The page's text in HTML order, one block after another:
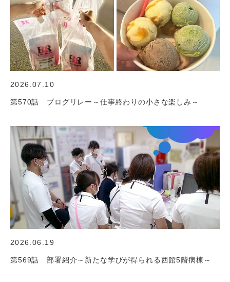
2026.07.10
第570話 ブログリレー～仕事終わりの小さな楽しみ～
2026.06.19
第569話 部署紹介～新たな学びが得られる西館5階病棟～